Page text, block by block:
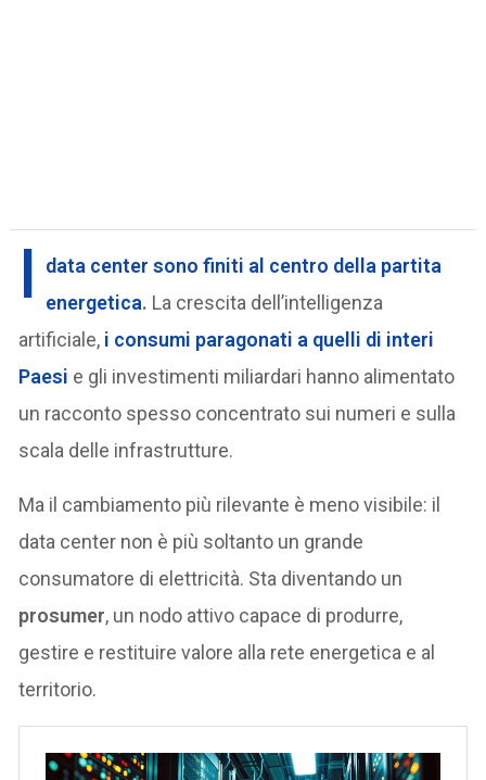
I
data center sono finiti al centro della partita
energetica. La crescita dell’intelligenza
artificiale, i consumi paragonati a quelli di interi
Paesi e gli investimenti miliardari hanno alimentato
un racconto spesso concentrato sui numeri e sulla
scala delle infrastrutture.
Ma il cambiamento più rilevante è meno visibile: il
data center non è più soltanto un grande
consumatore di elettricità. Sta diventando un
prosumer, un nodo attivo capace di produrre,
gestire e restituire valore alla rete energetica e al
territorio.